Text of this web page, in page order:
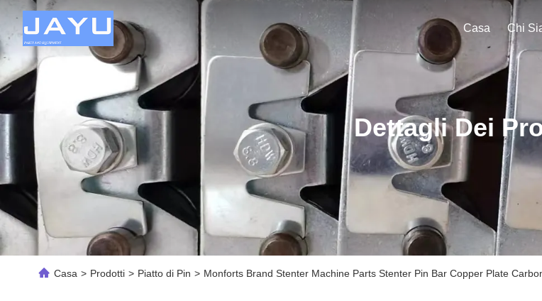
Casa Chi
Dettagli Dei
Casa > Prodotti > Piatto di Pin > Monforts Brand Stenter Machine Parts Stenter Pin Bar Copper Plate